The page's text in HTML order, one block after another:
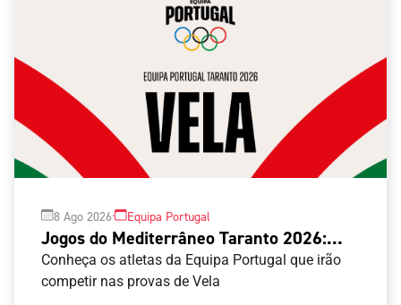
8 Ago 2026· Equipa Portugal
Jogos do Mediterrâneo Taranto 2026:
Vela
Conheça os atletas da Equipa Portugal que irão
competir nas provas de Vela